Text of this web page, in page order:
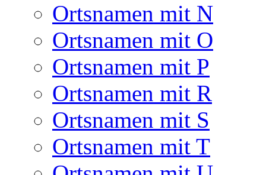
Ortsnamen mit N
Ortsnamen mit O
Ortsnamen mit P
Ortsnamen mit R
Ortsnamen mit S
Ortsnamen mit T